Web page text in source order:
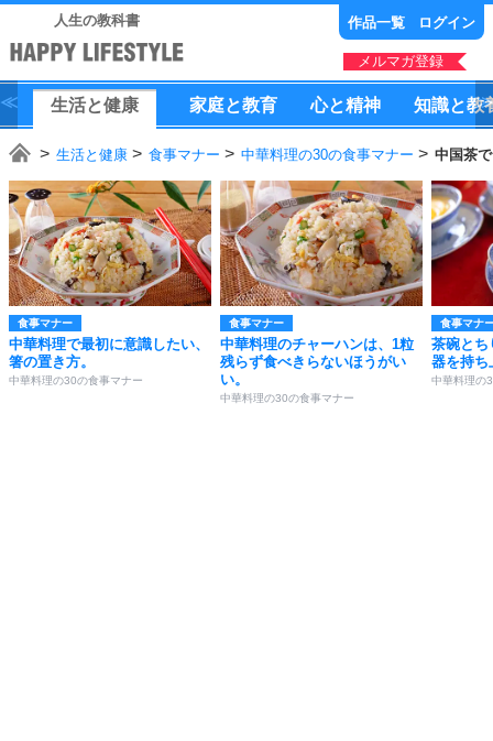
人生の教科書 作品一覧 ログイン
メルマガ登録
生活と健康 家庭と教育 心と精神 知識と教
生活と健康 食事マナー 中華料理の30の食事マナー 中国茶
食事マナー
中華料理で最初に意識したい、
箸の置き方。
中華料理の30の食事マナー
食事マナー
中華料理のチャーハンは、1粒
残らず食べきらないほうがい
い。
中華料理の30の食事マナー
食事マナ
茶碗とち
器を持ち
中華料理の